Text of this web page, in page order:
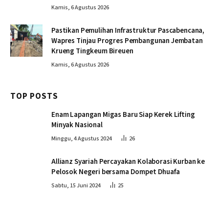
Kamis, 6 Agustus 2026
Pastikan Pemulihan Infrastruktur Pascabencana,
Wapres Tinjau Progres Pembangunan Jembatan
Krueng Tingkeum Bireuen
Kamis, 6 Agustus 2026
TOP POSTS
Enam Lapangan Migas Baru Siap Kerek Lifting
Minyak Nasional
Minggu, 4 Agustus 2024 26
Allianz Syariah Percayakan Kolaborasi Kurban ke
Pelosok Negeri bersama Dompet Dhuafa
Sabtu, 15 Juni 2024 25